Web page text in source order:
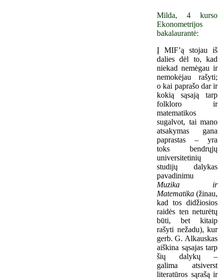
Milda, 4 kurso
Ekonometrijos
bakalaurantė:
Į MIF’ą stojau iš
dalies dėl to, kad
niekad nemėgau ir
nemokėjau rašyti;
o kai paprašo dar ir
kokią sąsają tarp
folkloro ir
matematikos
sugalvot, tai mano
atsakymas gana
paprastas – yra
toks bendrųjų
universitetinių
studijų dalykas
pavadinimu
Muzika ir
Matematika (žinau,
kad tos didžiosios
raidės ten neturėtų
būti, bet kitaip
rašyti nežadu), kur
gerb. G. Alkauskas
aiškina sąsajas tarp
šių dalykų –
galima atsiverst
literatūros sąrašą ir